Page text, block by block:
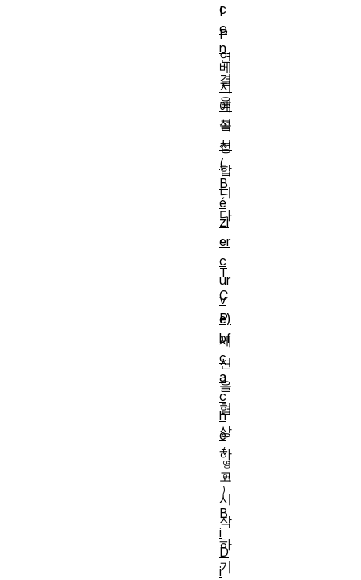
I
P
연
결
을
설
정
합
니
다
.
T
C
P
세
션
을
협
상
하
고
시
작
하
기
c
o
n
베
지
에
곡
선
(
B
é
zi
er
c
ur
v
e)
bf
c
a
c
h
e
B
i
D
i